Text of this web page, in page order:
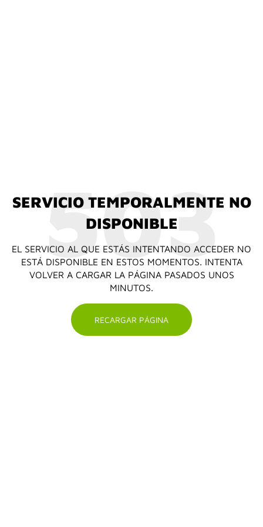
503
SERVICIO TEMPORALMENTE NO
DISPONIBLE
EL SERVICIO AL QUE ESTÁS INTENTANDO ACCEDER NO
ESTÁ DISPONIBLE EN ESTOS MOMENTOS. INTENTA
VOLVER A CARGAR LA PÁGINA PASADOS UNOS
MINUTOS.
RECARGAR PÁGINA